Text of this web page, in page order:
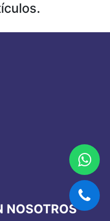
NOSOTROS